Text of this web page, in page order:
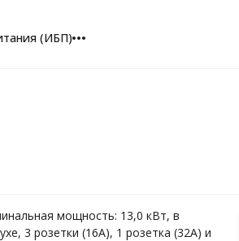
(ИБП)
мощность: 13,0 кВт, в
3 розетки (16А), 1 розетка (32А) и